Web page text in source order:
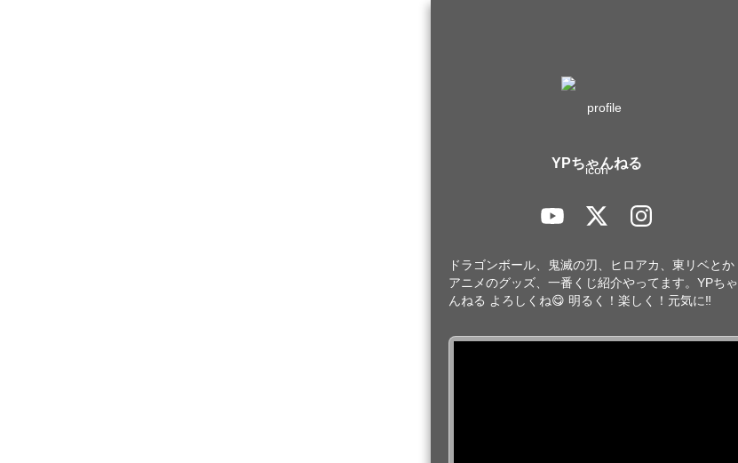
YPちゃんねる
ドラゴンボール、鬼滅の刃、ヒロアカ、東リベとか
アニメのグッズ、一番くじ紹介やってます。YPちゃ
んねる よろしくね😋 明るく！楽しく！元気に‼️